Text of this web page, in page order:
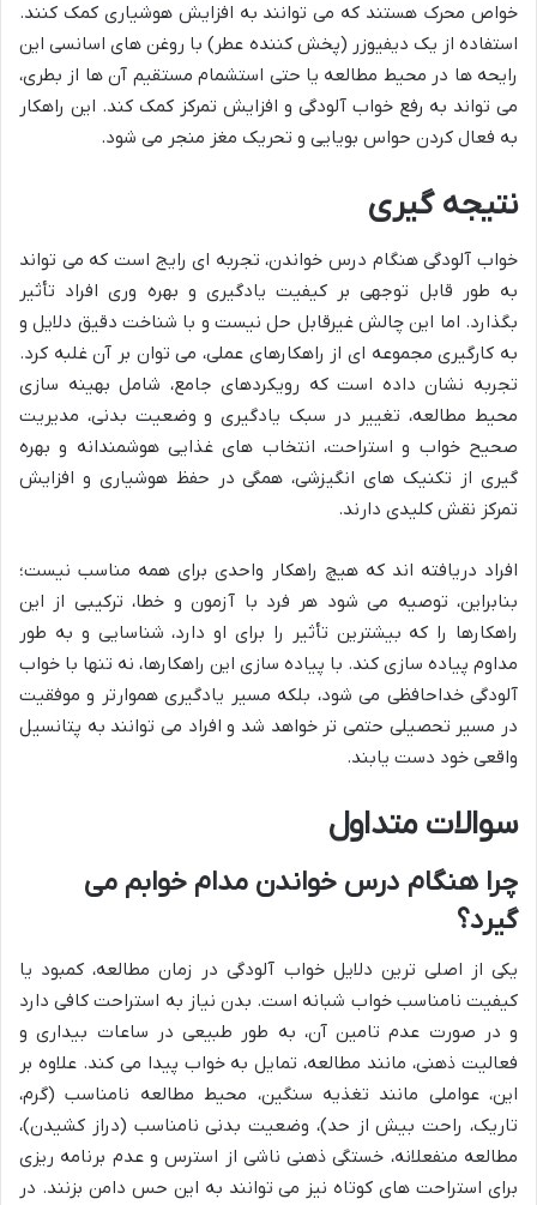
خواص محرک هستند که می توانند به افزایش هوشیاری کمک کنند.
استفاده از یک دیفیوزر (پخش کننده عطر) با روغن های اسانسی این
رایحه ها در محیط مطالعه یا حتی استشمام مستقیم آن ها از بطری،
می تواند به رفع خواب آلودگی و افزایش تمرکز کمک کند. این راهکار
به فعال کردن حواس بویایی و تحریک مغز منجر می شود.
نتیجه گیری
خواب آلودگی هنگام درس خواندن، تجربه ای رایج است که می تواند
به طور قابل توجهی بر کیفیت یادگیری و بهره وری افراد تأثیر
بگذارد. اما این چالش غیرقابل حل نیست و با شناخت دقیق دلایل و
به کارگیری مجموعه ای از راهکارهای عملی، می توان بر آن غلبه کرد.
تجربه نشان داده است که رویکردهای جامع، شامل بهینه سازی
محیط مطالعه، تغییر در سبک یادگیری و وضعیت بدنی، مدیریت
صحیح خواب و استراحت، انتخاب های غذایی هوشمندانه و بهره
گیری از تکنیک های انگیزشی، همگی در حفظ هوشیاری و افزایش
تمرکز نقش کلیدی دارند.
افراد دریافته اند که هیچ راهکار واحدی برای همه مناسب نیست؛
بنابراین، توصیه می شود هر فرد با آزمون و خطا، ترکیبی از این
راهکارها را که بیشترین تأثیر را برای او دارد، شناسایی و به طور
مداوم پیاده سازی کند. با پیاده سازی این راهکارها، نه تنها با خواب
آلودگی خداحافظی می شود، بلکه مسیر یادگیری هموارتر و موفقیت
در مسیر تحصیلی حتمی تر خواهد شد و افراد می توانند به پتانسیل
واقعی خود دست یابند.
سوالات متداول
چرا هنگام درس خواندن مدام خوابم می
گیرد؟
یکی از اصلی ترین دلایل خواب آلودگی در زمان مطالعه، کمبود یا
کیفیت نامناسب خواب شبانه است. بدن نیاز به استراحت کافی دارد
و در صورت عدم تامین آن، به طور طبیعی در ساعات بیداری و
فعالیت ذهنی، مانند مطالعه، تمایل به خواب پیدا می کند. علاوه بر
این، عواملی مانند تغذیه سنگین، محیط مطالعه نامناسب (گرم،
تاریک، راحت بیش از حد)، وضعیت بدنی نامناسب (دراز کشیدن)،
مطالعه منفعلانه، خستگی ذهنی ناشی از استرس و عدم برنامه ریزی
برای استراحت های کوتاه نیز می توانند به این حس دامن بزنند. در